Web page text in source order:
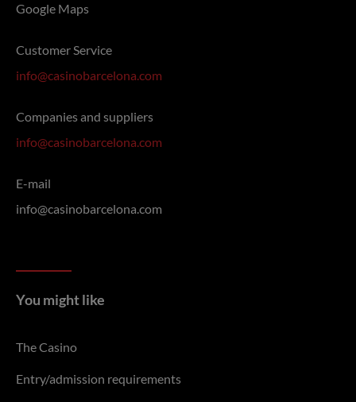
Google Maps
Customer Service
info@casinobarcelona.com
Companies and suppliers
info@casinobarcelona.com
E-mail
info@casinobarcelona.com
You might like
The Casino
Entry/admission requirements